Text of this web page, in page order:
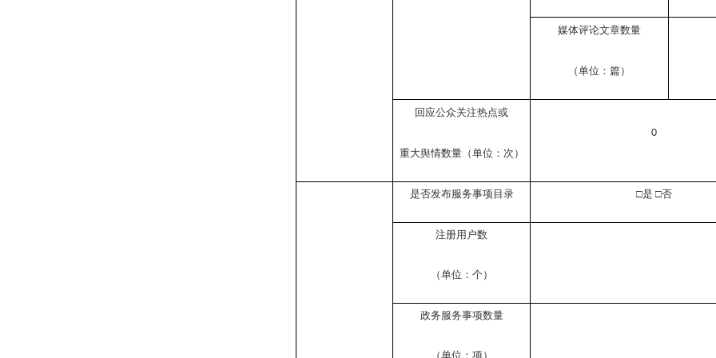
媒体评论文章数量
（单位：篇）
回应公众关注热点或
重大舆情数量（单位：次）
0
是否发布服务事项目录 □是 □否
注册用户数
（单位：个）
政务服务事项数量
（单位：项）